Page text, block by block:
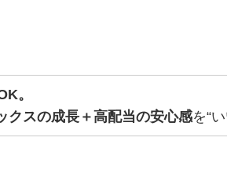
。
クスの成長＋高配当の安心感を“